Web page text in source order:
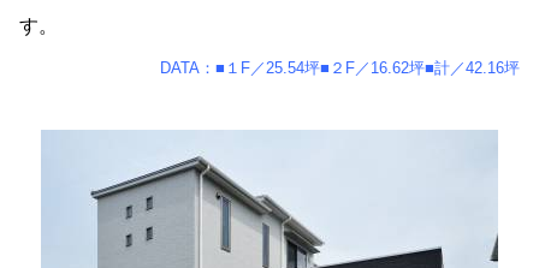
す。
DATA：■１F／25.54坪■２F／16.62坪■計／42.16坪